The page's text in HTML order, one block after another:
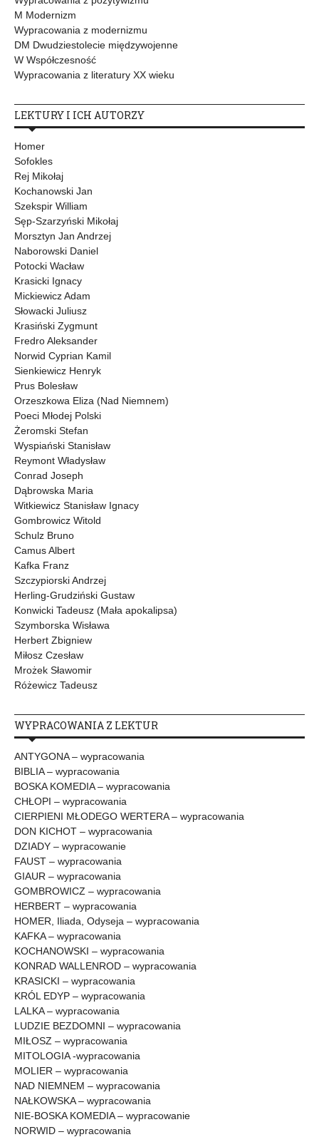
M Modernizm
Wypracowania z modernizmu
DM Dwudziestolecie międzywojenne
W Współczesność
Wypracowania z literatury XX wieku
LEKTURY I ICH AUTORZY
Homer
Sofokles
Rej Mikołaj
Kochanowski Jan
Szekspir William
Sęp-Szarzyński Mikołaj
Morsztyn Jan Andrzej
Naborowski Daniel
Potocki Wacław
Krasicki Ignacy
Mickiewicz Adam
Słowacki Juliusz
Krasiński Zygmunt
Fredro Aleksander
Norwid Cyprian Kamil
Sienkiewicz Henryk
Prus Bolesław
Orzeszkowa Eliza (Nad Niemnem)
Poeci Młodej Polski
Żeromski Stefan
Wyspiański Stanisław
Reymont Władysław
Conrad Joseph
Dąbrowska Maria
Witkiewicz Stanisław Ignacy
Gombrowicz Witold
Schulz Bruno
Camus Albert
Kafka Franz
Szczypiorski Andrzej
Herling-Grudziński Gustaw
Konwicki Tadeusz (Mała apokalipsa)
Szymborska Wisława
Herbert Zbigniew
Miłosz Czesław
Mrożek Sławomir
Różewicz Tadeusz
WYPRACOWANIA Z LEKTUR
ANTYGONA – wypracowania
BIBLIA – wypracowania
BOSKA KOMEDIA – wypracowania
CHŁOPI – wypracowania
CIERPIENI MŁODEGO WERTERA – wypracowania
DON KICHOT – wypracowania
DZIADY – wypracowanie
FAUST – wypracowania
GIAUR – wypracowania
GOMBROWICZ – wypracowania
HERBERT – wypracowania
HOMER, Iliada, Odyseja – wypracowania
KAFKA – wypracowania
KOCHANOWSKI – wypracowania
KONRAD WALLENROD – wypracowania
KRASICKI – wypracowania
KRÓL EDYP – wypracowania
LALKA – wypracowania
LUDZIE BEZDOMNI – wypracowania
MIŁOSZ – wypracowania
MITOLOGIA -wypracowania
MOLIER – wypracowania
NAD NIEMNEM – wypracowania
NAŁKOWSKA – wypracowania
NIE-BOSKA KOMEDIA – wypracowanie
NORWID – wypracowania